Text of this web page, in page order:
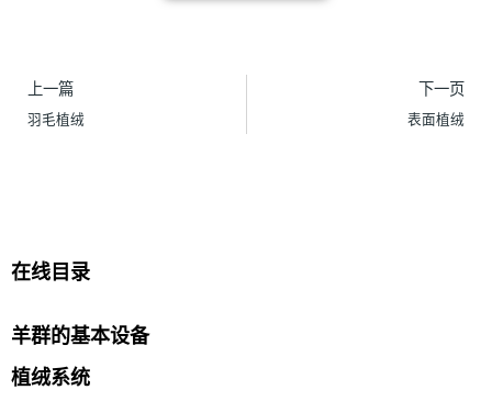
上一篇
羽毛植绒
下一页
表面植绒
在线目录
羊群的基本设备
植绒系统